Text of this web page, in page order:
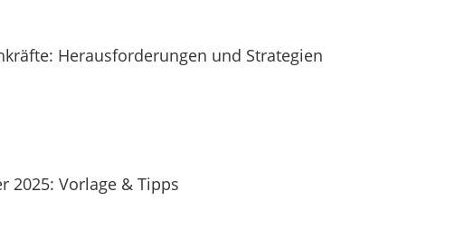
Herausforderungen und Strategien
2025: Vorlage & Tipps